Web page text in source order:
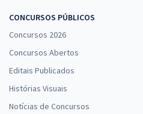
CONCURSOS PÚBLICOS
Concursos 2026
Concursos Abertos
Editais Publicados
Histórias Visuais
Notícias de Concursos